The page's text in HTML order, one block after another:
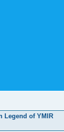
Legend of YMIR